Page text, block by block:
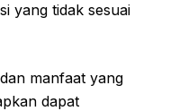
yang tidak sesuai
manfaat yang
dapat